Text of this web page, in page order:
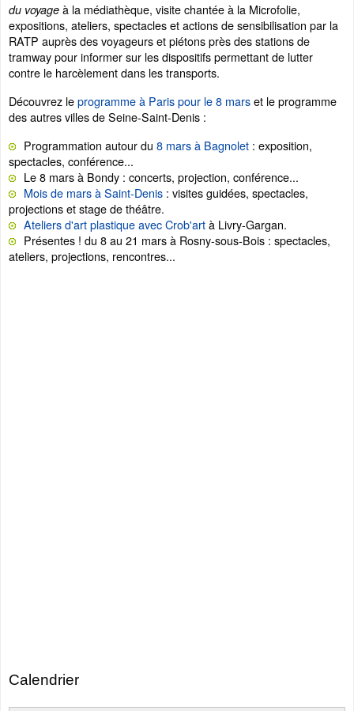
du voyage à la médiathèque, visite chantée à la Microfolie,
expositions, ateliers, spectacles et actions de sensibilisation par la
RATP auprès des voyageurs et piétons près des stations de
tramway pour informer sur les dispositifs permettant de lutter
contre le harcèlement dans les transports.
Découvrez leprogramme à Paris pour le 8 marset le programme
des autres villes de Seine-Saint-Denis :
Programmation autour du 8 mars à Bagnolet : exposition,
spectacles, conférence...
Le 8 mars à Bondy : concerts, projection, conférence...
Mois de mars à Saint-Denis : visites guidées, spectacles,
projections et stage de théâtre.
Ateliers d'art plastique avec Crob'artà Livry-Gargan.
Présentes ! du 8 au 21 mars à Rosny-sous-Bois : spectacles,
ateliers, projections, rencontres...
Calendrier